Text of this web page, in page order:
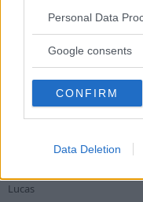
Please note that this
not limited to your visit
use your data for
consent section.
Personal Data
Google consents
CONFIRM
Data Deletion
2 Mars 2023
orange denna gång.
Pris beroende på skick och
Hör av dig om du funderar
Lucas